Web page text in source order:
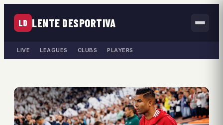
LD LENTE DESPORTIVA
LIVE LEAGUES CLUBS PLAYERS